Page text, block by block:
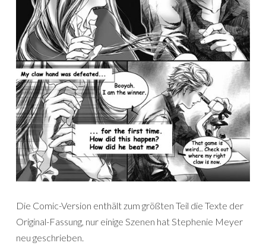
Die Comic-Version enthält zum größten Teil die Texte der
Original-Fassung, nur einige Szenen hat Stephenie Meyer
neu geschrieben.